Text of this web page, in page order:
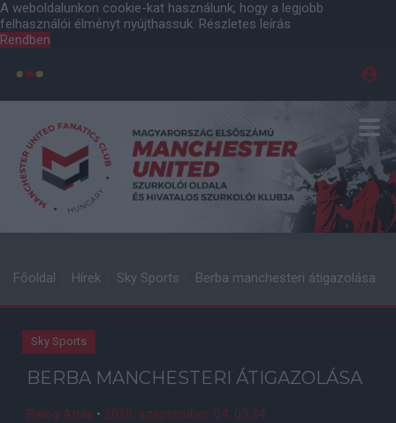
A weboldalunkon cookie-kat használunk, hogy a legjobb
felhasználói élményt nyújthassuk. Részletes leírás
Rendben
Főoldal Hírek Sky Sports Berba manchesteri átigazolása
Sky Sports
BERBA MANCHESTERI ÁTIGAZOLÁSA
Balog Attila • 2018. szeptember. 04. 05:34